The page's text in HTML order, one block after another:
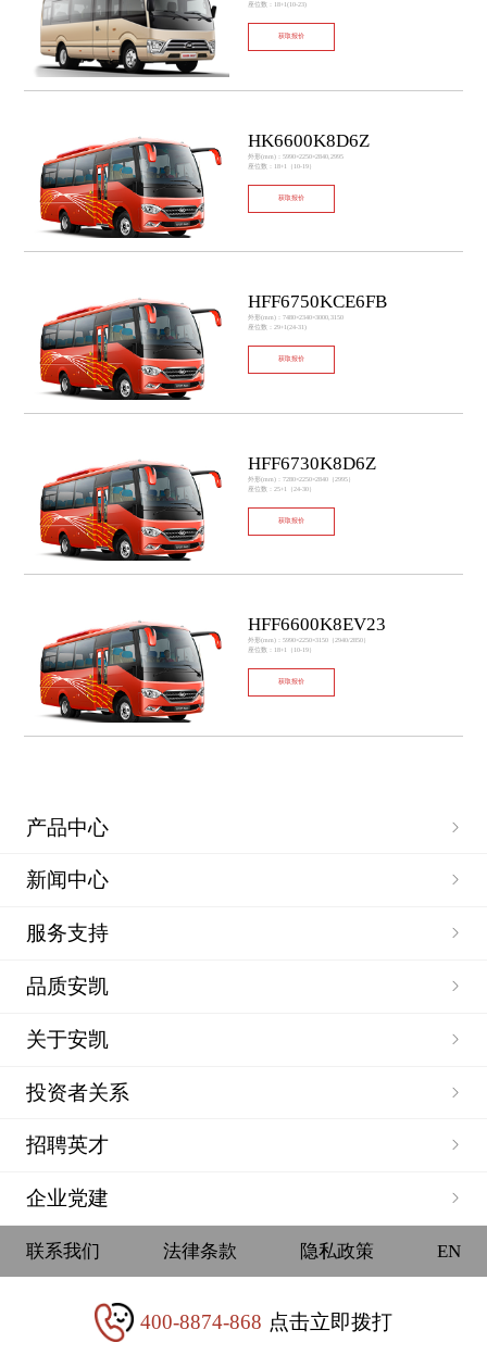
座位数：18+1(10-23)
获取报价
HK6600K8D6Z
外形(mm)：5990×2250×2840,2995
座位数：18+1（10-19）
获取报价
HFF6750KCE6FB
外形(mm)：7480×2340×3000,3150
座位数：29+1(24-31)
获取报价
HFF6730K8D6Z
外形(mm)：7280×2250×2840（2995）
座位数：25+1（24-30）
获取报价
HFF6600K8EV23
外形(mm)：5990×2250×3150（2940/2850）
座位数：18+1（10-19）
获取报价
产品中心
新闻中心
服务支持
品质安凯
关于安凯
投资者关系
招聘英才
企业党建
联系我们 法律条款 隐私政策 EN
400-8874-868 点击立即拨打